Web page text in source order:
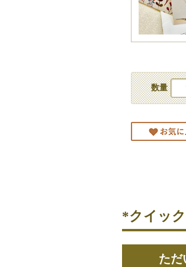
数量
*クイッ
ただ